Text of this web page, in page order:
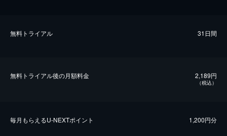
無料トライアル 31日間
無料トライアル後の⽉額料金 2,189円
（税込）
毎⽉もらえるU-NEXTポイント 1,200円分